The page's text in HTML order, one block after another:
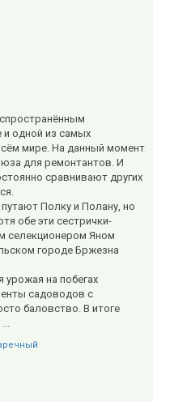
одной из самых
мире. На данный момент
для ремонтантов. И
сравнивают других
Полку и Полану, но
обе эти сестрички-
селекционером Яном
городе Бржезна
урожая на побегах
садоводов с
баловство. В итоге